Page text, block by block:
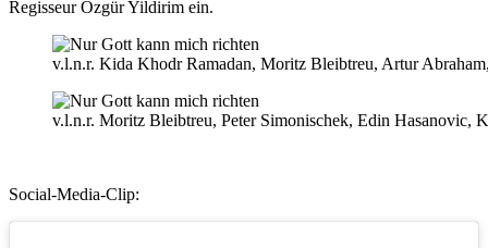
Regisseur Özgür Yildirim ein.
v.l.n.r. Kida Khodr Ramadan, Moritz Bleibtreu, Artur
v.l.n.r. Moritz Bleibtreu, Peter Simonischek, Edin Hasanovic,
Social-Media-Clip: